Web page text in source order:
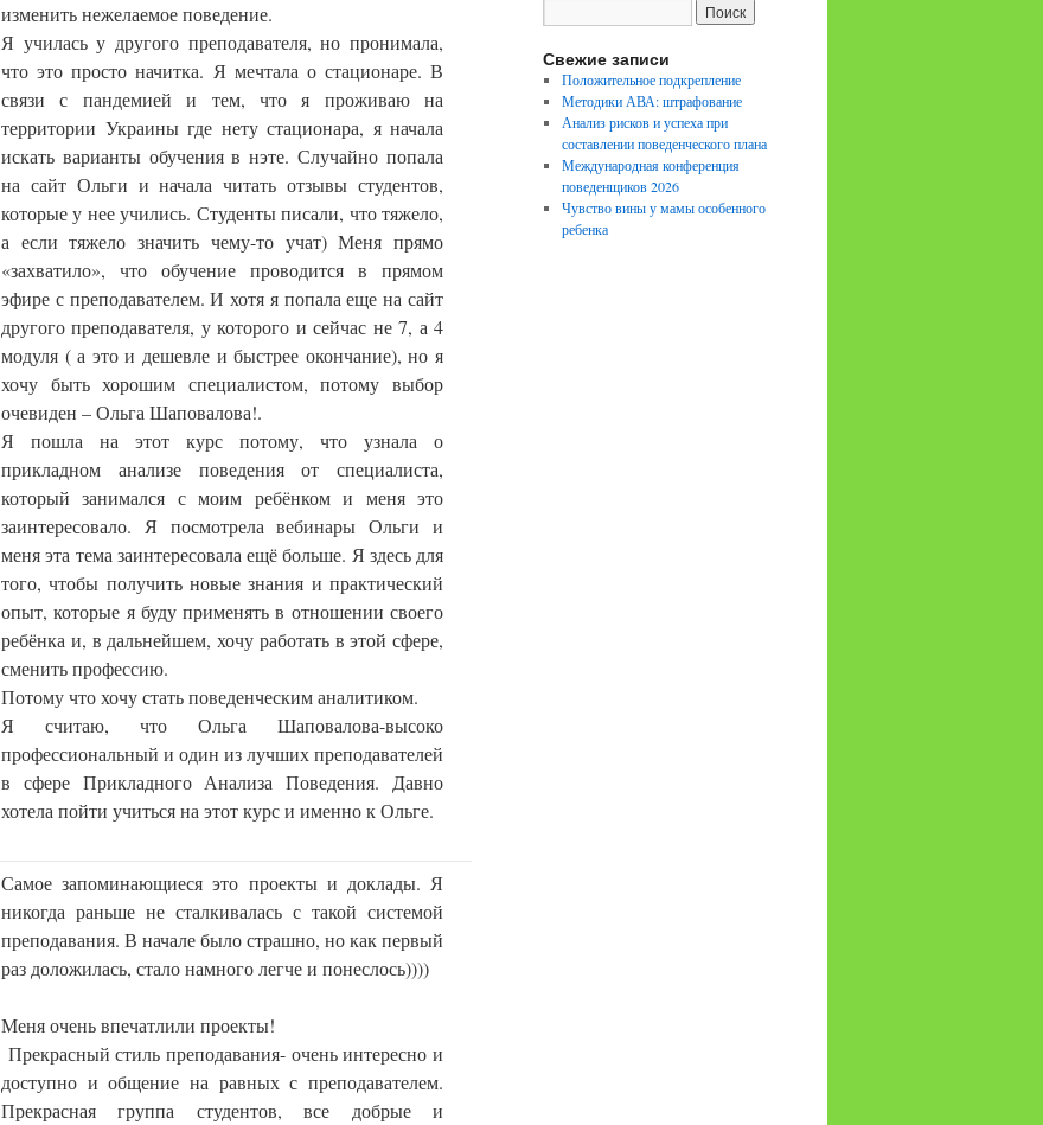
изменить нежелаемое поведение.
Я училась у другого преподавателя, но пронимала,
что это просто начитка. Я мечтала о стационаре. В
связи с пандемией и тем, что я проживаю на
территории Украины где нету стационара, я начала
искать варианты обучения в нэте. Случайно попала
на сайт Ольги и начала читать отзывы студентов,
которые у нее учились. Студенты писали, что тяжело,
а если тяжело значить чему-то учат) Меня прямо
«захватило», что обучение проводится в прямом
эфире с преподавателем. И хотя я попала еще на сайт
другого преподавателя, у которого и сейчас не 7, а 4
модуля ( а это и дешевле и быстрее окончание), но я
хочу быть хорошим специалистом, потому выбор
очевиден – Ольга Шаповалова!.
Я пошла на этот курс потому, что узнала о
прикладном анализе поведения от специалиста,
который занимался с моим ребёнком и меня это
заинтересовало. Я посмотрела вебинары Ольги и
меня эта тема заинтересовала ещё больше. Я здесь для
того, чтобы получить новые знания и практический
опыт, которые я буду применять в отношении своего
ребёнка и, в дальнейшем, хочу работать в этой сфере,
сменить профессию.
Потому что хочу стать поведенческим аналитиком.
Я считаю, что Ольга Шаповалова-высоко
профессиональный и один из лучших преподавателей
в сфере Прикладного Анализа Поведения. Давно
хотела пойти учиться на этот курс и именно к Ольге.
Самое запоминающиеся это проекты и доклады. Я
никогда раньше не сталкивалась с такой системой
преподавания. В начале было страшно, но как первый
раз доложилась, стало намного легче и понеслось))))
Меня очень впечатлили проекты!
Прекрасный стиль преподавания- очень интересно и
доступно и общение на равных с преподавателем.
Прекрасная группа студентов, все добрые и
Свежие записи
Положительное подкрепление
Методики АВА: штрафование
Анализ рисков и успеха при
составлении поведенческого плана
Международная конференция
поведенщиков 2026
Чувство вины у мамы особенного
ребенка